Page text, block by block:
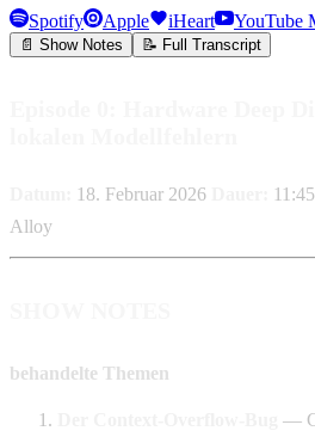
Spotify Apple iHeart YouTube
📄 Show Notes 📝 Full Transcript
18. Februar 2026 11:45
Alloy
behandelte Themen
—